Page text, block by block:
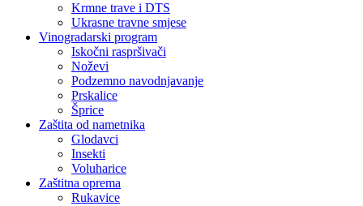
Krmne trave i DTS
Ukrasne travne smjese
Vinogradarski program
Iskočni raspršivači
Noževi
Podzemno navodnjavanje
Prskalice
Šprice
Zaštita od nametnika
Glodavci
Insekti
Voluharice
Zaštitna oprema
Rukavice